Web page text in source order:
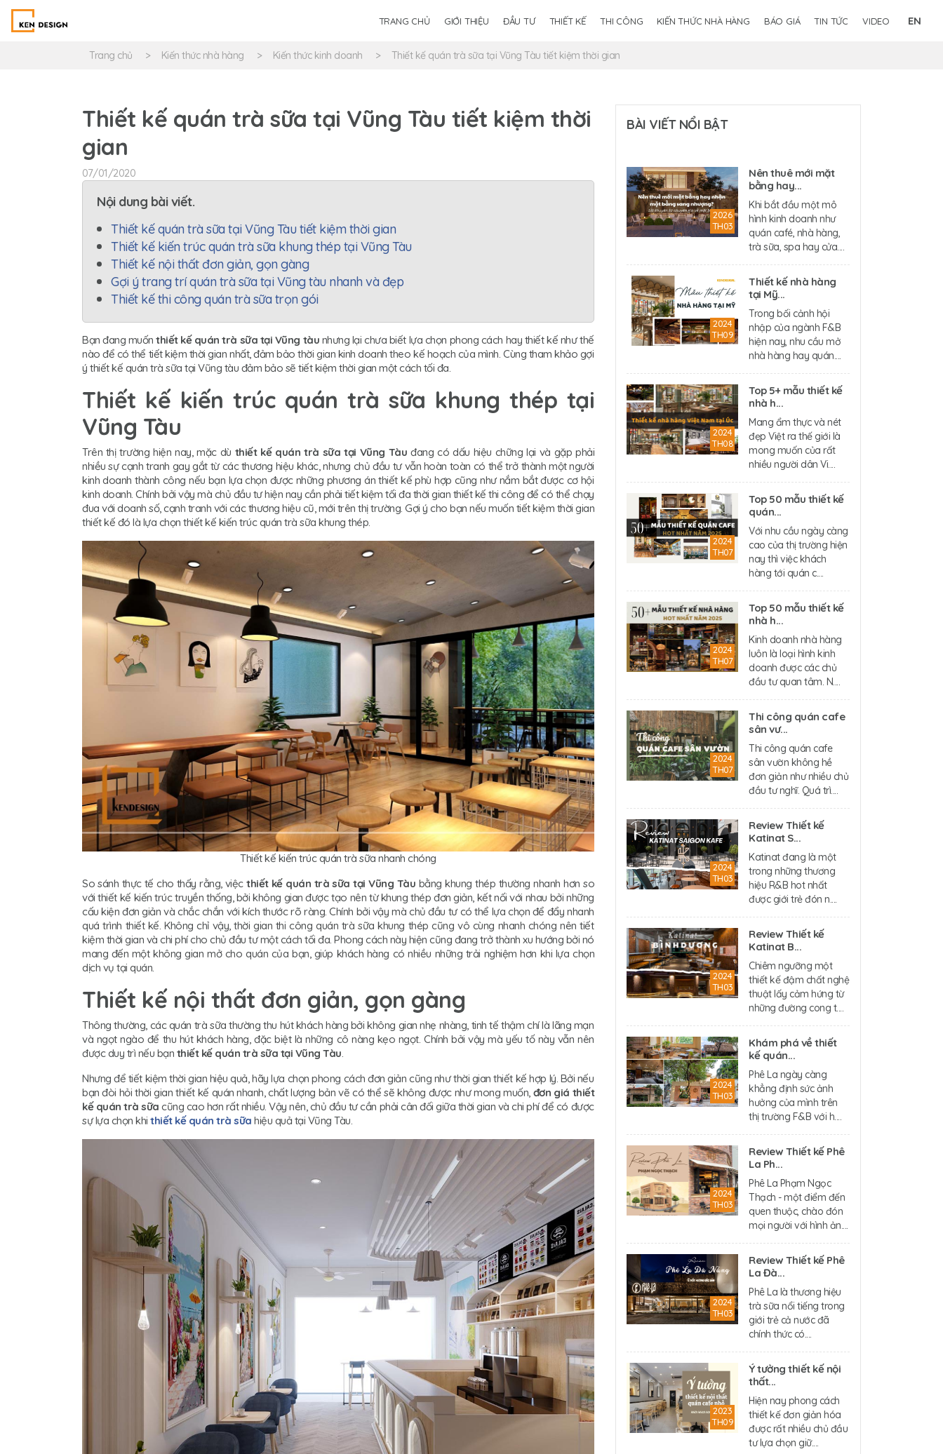
TRANG CHỦ GIỚI THIỆU ĐẦU TƯ THIẾT KẾ THI CÔNG KIẾN THỨC NHÀ HÀNG BÁO GIÁ TIN TỨC VIDEO EN
Trang chủ Kiến thức nhà hàng Kiến thức kinh doanh Thiết kế quán trà sữa tại Vũng Tàu tiết kiệm thời gian
Thiết kế quán trà sữa tại Vũng Tàu tiết kiệm thời
gian
07/01/2020
Nội dung bài viết.
Thiết kế quán trà sữa tại Vũng Tàu tiết kiệm thời gian
Thiết kế kiến trúc quán trà sữa khung thép tại Vũng Tàu
Thiết kế nội thất đơn giản, gọn gàng
Gợi ý trang trí quán trà sữa tại Vũng tàu nhanh và đẹp
Thiết kế thi công quán trà sữa trọn gói
Bạn đang muốn thiết kế quán trà sữa tại Vũng tàu nhưng lại chưa biết lựa chọn phong cách hay thiết kế như thế
nào để có thể tiết kiệm thời gian nhất, đảm bảo thời gian kinh doanh theo kế hoạch của mình. Cùng tham khảo gợi
ý thiết kế quán trà sữa tại Vũng tàu đảm bảo sẽ tiết kiệm thời gian một cách tối đa.
Thiết kế kiến trúc quán trà sữa khung thép tại
Vũng Tàu
Trên thị trường hiện nay, mặc dù thiết kế quán trà sữa tại Vũng Tàu đang có dấu hiệu chững lại và gặp phải
nhiều sự cạnh tranh gay gắt từ các thương hiệu khác, nhưng chủ đầu tư vẫn hoàn toàn có thể trở thành một người
kinh doanh thành công nếu bạn lựa chọn được những phương án thiết kế phù hợp cũng như nắm bắt được cơ hội
kinh doanh. Chính bởi vậy mà chủ đầu tư hiện nay cần phải tiết kiệm tối đa thời gian thiết kế thi công để có thể chạy
đua với doanh số, cạnh tranh với các thương hiệu cũ, mới trên thị trường. Gợi ý cho bạn nếu muốn tiết kiệm thời gian
thiết kế đó là lựa chọn thiết kế kiến trúc quán trà sữa khung thép.
Thiết kế kiến trúc quán trà sữa nhanh chóng
So sánh thực tế cho thấy rằng, việc thiết kế quán trà sữa tại Vũng Tàu bằng khung thép thường nhanh hơn so
với thiết kế kiến trúc truyền thống, bởi không gian được tạo nên từ khung thép đơn giản, kết nối với nhau bởi những
cấu kiện đơn giản và chắc chắn với kích thước rõ ràng. Chính bởi vậy mà chủ đầu tư có thể lựa chọn để đẩy nhanh
quá trình thiết kế. Không chỉ vậy, thời gian thi công quán trà sữa khung thép cũng vô cùng nhanh chóng nên tiết
kiệm thời gian và chi phí cho chủ đầu tư một cách tối đa. Phong cách này hiện cũng đang trở thành xu hướng bởi nó
mang đến một không gian mở cho quán của bạn, giúp khách hàng có nhiều những trải nghiệm hơn khi lựa chọn
dịch vụ tại quán.
Thiết kế nội thất đơn giản, gọn gàng
Thông thường, các quán trà sữa thường thu hút khách hàng bởi không gian nhẹ nhàng, tinh tế thậm chí là lãng mạn
và ngọt ngào để thu hút khách hàng, đặc biệt là những cô nàng kẹo ngọt. Chính bởi vậy mà yếu tố này vẫn nên
được duy trì nếu bạn thiết kế quán trà sữa tại Vũng Tàu.
Nhưng để tiết kiệm thời gian hiệu quả, hãy lựa chọn phong cách đơn giản cũng như thời gian thiết kế hợp lý. Bởi nếu
bạn đòi hỏi thời gian thiết kế quán nhanh, chất lượng bản vẽ có thể sẽ không được như mong muốn, đơn giá thiết
kế quán trà sữa cũng cao hơn rất nhiều. Vậy nên, chủ đầu tư cần phải cân đối giữa thời gian và chi phí để có được
sự lựa chọn khi thiết kế quán trà sữa hiệu quả tại Vũng Tàu.
BÀI VIẾT NỔI BẬT
2026
TH03
Nên thuê mới mặt
bằng hay...
Khi bắt đầu một mô
hình kinh doanh như
quán café, nhà hàng,
trà sữa, spa hay cửa....
2024
TH09
Thiết kế nhà hàng
tại Mỹ...
Trong bối cảnh hội
nhập của ngành F&B
hiện nay, nhu cầu mở
nhà hàng hay quán....
2024
TH08
Top 5+ mẫu thiết kế
nhà h...
Mang ẩm thực và nét
đẹp Việt ra thế giới là
mong muốn của rất
nhiều người dân Vi....
2024
TH07
Top 50 mẫu thiết kế
quán...
Với nhu cầu ngày càng
cao của thị trường hiện
nay thì việc khách
hàng tới quán c....
2024
TH07
Top 50 mẫu thiết kế
nhà h...
Kinh doanh nhà hàng
luôn là loại hình kinh
doanh được các chủ
đầu tư quan tâm. N....
2024
TH07
Thi công quán cafe
sân vư...
Thi công quán cafe
sân vườn không hề
đơn giản như nhiều chủ
đầu tư nghĩ. Quá trì....
2024
TH03
Review Thiết kế
Katinat S...
Katinat đang là một
trong những thương
hiệu R&B hot nhất
được giới trẻ đón n....
2024
TH03
Review Thiết kế
Katinat B...
Chiêm ngưỡng một
thiết kế đậm chất nghệ
thuật lấy cảm hứng từ
những đường cong t....
2024
TH03
Khám phá về thiết
kế quán...
Phê La ngày càng
khẳng định sức ảnh
hưởng của mình trên
thị trường F&B với h....
2024
TH03
Review Thiết kế Phê
La Ph...
Phê La Phạm Ngọc
Thạch - một điểm đến
quen thuộc, chào đón
mọi người với hình ản....
2024
TH03
Review Thiết kế Phê
La Đà...
Phê La là thương hiệu
trà sữa nổi tiếng trong
giới trẻ cả nước đã
chính thức có....
2023
TH09
Ý tưởng thiết kế nội
thất...
Hiện nay phong cách
thiết kế đơn giản hóa
được rất nhiều chủ đầu
tư lựa chọn giữ....